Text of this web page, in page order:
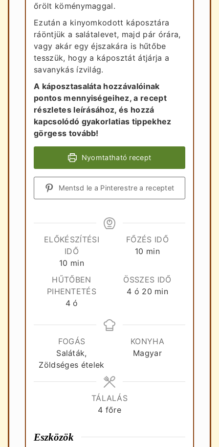
őrölt köménymaggal.
Ezután a kinyomkodott káposztára
ráöntjük a salátalevet, majd pár órára,
vagy akár egy éjszakára is hűtőbe
tesszük, hogy a káposztát átjárja a
savanykás ízvilág.
A káposztasaláta hozzávalóinak
pontos mennyiségeihez, a recept
részletes leírásához, és hozzá
kapcsolódó gyakorlatias tippekhez
görgess tovább!
Nyomtatható recept
Mentsd le a Pinterestre a receptet
ELŐKÉSZÍTÉSI
IDŐ
10 perc
min
FŐZÉS IDŐ
10 perc
min
HŰTŐBEN
PIHENTETÉS
4óra
ó
ÖSSZES IDŐ
4óra
ó 20perc
min
FOGÁS
Saláták,
Zöldséges ételek
KONYHA
Magyar
TÁLALÁS
4 főre
Eszközök